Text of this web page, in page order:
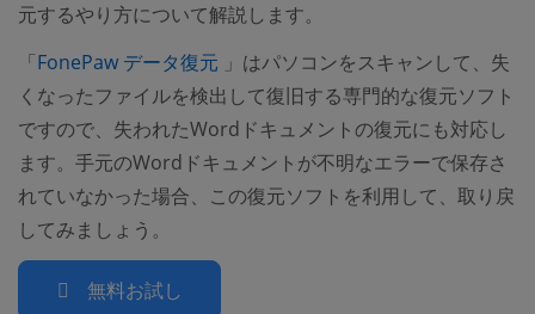
元するやり方について解説します。
「FonePaw データ復元 (opens new window)
」はパソコンをスキャンして、失
くなったファイルを検出して復旧する専門的な復元ソフト
ですので、失われたWordドキュメントの復元にも対応し
ます。手元のWordドキュメントが不明なエラーで保存さ
れていなかった場合、この復元ソフトを利用して、取り戻
してみましょう。
無料お試し